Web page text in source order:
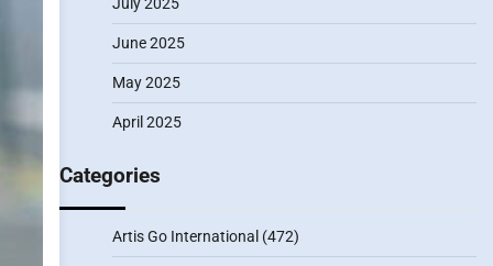
June 2025
May 2025
April 2025
Categories
Artis Go International (472)